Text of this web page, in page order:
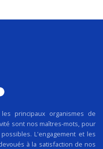
principaux organismes de
sont nos maîtres-mots, pour
L'engagement et les
à la satisfaction de nos